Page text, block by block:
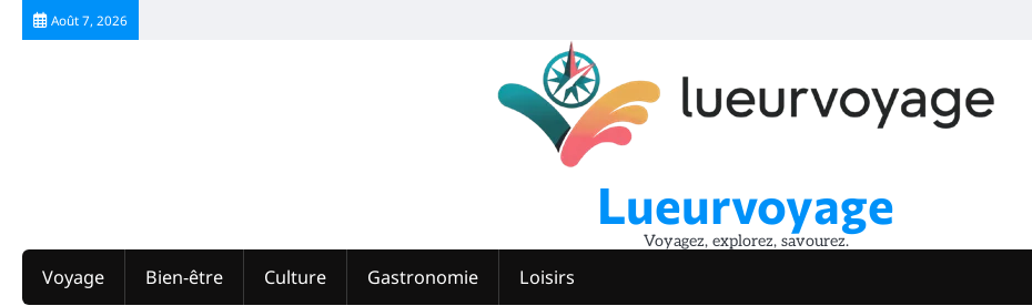
Skip
Août 7, 2026
Lueurvoyage
Voyagez, explorez, savourez.
Voyage Bien-être Culture Gastronomie Loisirs